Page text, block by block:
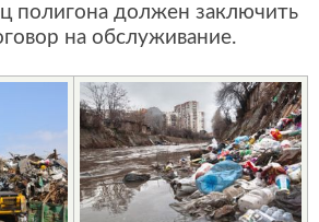
полигона должен заключить
на обслуживание.